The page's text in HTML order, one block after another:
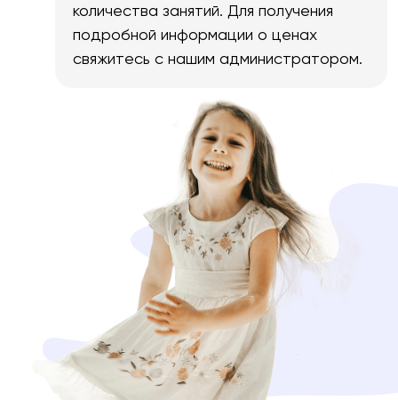
количества занятий. Для получения
подробной информации о ценах
свяжитесь с нашим администратором.